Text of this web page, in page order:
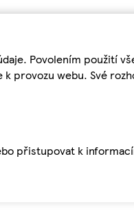
Povolením použití
provozu webu. Své
přistupovat k